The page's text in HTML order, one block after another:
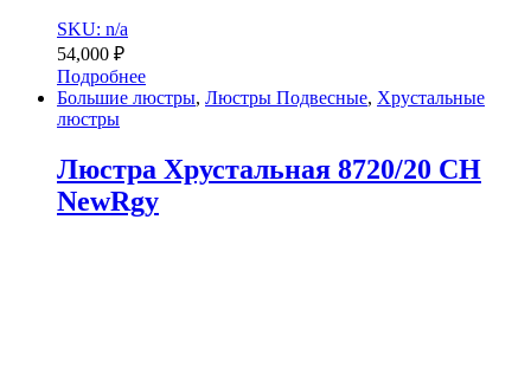
SKU: n/a
54,000 ₽
Подробнее
Большие люстры, Люстры Подвесные, Хрустальные
люстры
Люстра Хрустальная 8720/20 CH
NewRgy